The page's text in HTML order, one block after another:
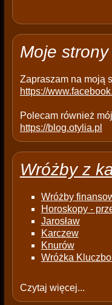
p
y
Moje strony
Zapraszam na moją
https://
Polecam również
https://blog.otylia.pl
Wróżby z
Wróżby
Horoskopy -
Jarosław
Karczew
Knurów
Wróżka
Czytaj więcej...